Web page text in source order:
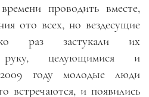
проводить вместе,
ото всех, но вездесущие
раз застукали их
целующимися и
году молодые люди
встречаются, и появились